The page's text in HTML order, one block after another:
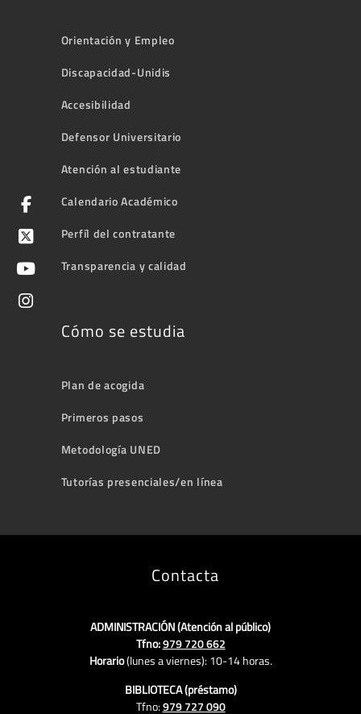
Orientación y Empleo
Discapacidad-Unidis
Accesibilidad
Defensor Universitario
Atención al estudiante
Calendario Académico
Perfíl del contratante
Transparencia y calidad
Cómo se estudia
Plan de acogida
Primeros pasos
Metodología UNED
Tutorías presenciales/en línea
Contacta
ADMINISTRACIÓN (Atención al público)
Tfno:979 720 662
Horario(lunes a viernes): 10-14 horas.
BIBLIOTECA (préstamo)
Tfno:979 727 090